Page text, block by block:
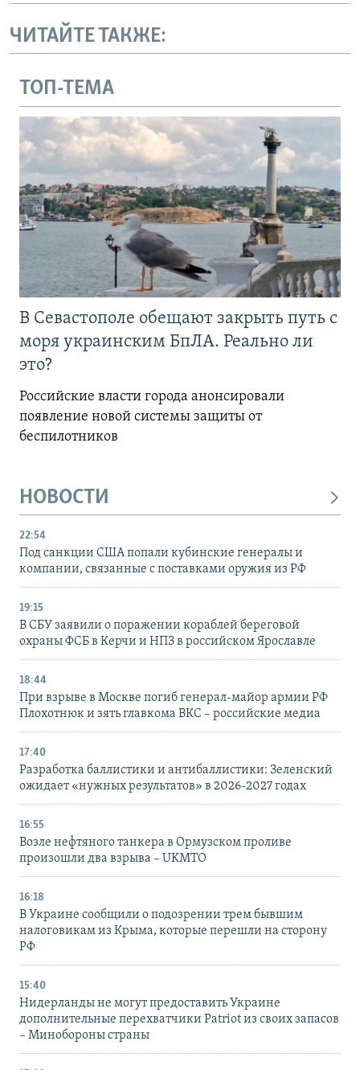
ЧИТАЙТЕ ТАКЖЕ:
ТОП-ТЕМА
В Севастополе обещают закрыть путь с
моря украинским БпЛА. Реально ли
это?
Российские власти города анонсировали
появление новой системы защиты от
беспилотников
НОВОСТИ
22:54
Под санкции США попали кубинские генералы и
компании, связанные с поставками оружия из РФ
19:15
В СБУ заявили о поражении кораблей береговой
охраны ФСБ в Керчи и НПЗ в российском Ярославле
18:44
При взрыве в Москве погиб генерал-майор армии РФ
Плохотнюк и зять главкома ВКС – российские медиа
17:40
Разработка баллистики и антибаллистики: Зеленский
ожидает «нужных результатов» в 2026-2027 годах
16:55
Возле нефтяного танкера в Ормузском проливе
произошли два взрыва – UKMTO
16:18
В Украине сообщили о подозрении трем бывшим
налоговикам из Крыма, которые перешли на сторону
РФ
15:40
Нидерланды не могут предоставить Украине
дополнительные перехватчики Patriot из своих запасов
– Минобороны страны